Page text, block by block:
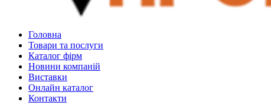
Головна
Товари та послуги
Каталог фірм
Новини компаній
Виставки
Онлайн каталог
Контакти